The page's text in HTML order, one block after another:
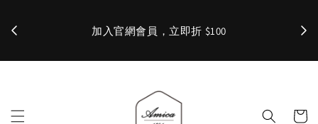
加入官網會員，立即折 $100 ✨